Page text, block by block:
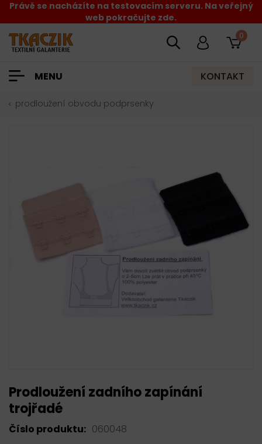
Právě se nacházíte na testovacím serveru. Na veřejný
web pokračujte zde.
0
MENU KONTAKT
prodloužení obvodu podprsenky
Prodloužení zadního zapínání
trojřadé
Číslo produktu: 060048